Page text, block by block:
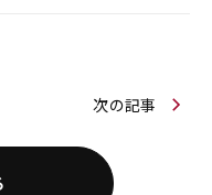
次の記事